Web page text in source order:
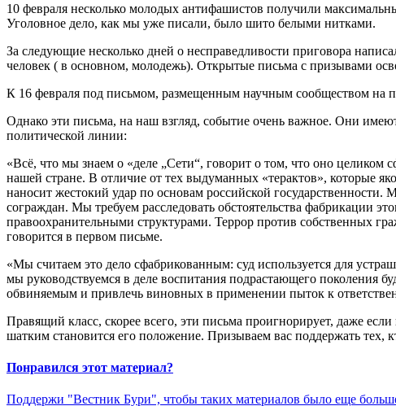
10 февраля несколько молодых антифашистов получили
Уголовное дело, как мы уже писали, было шито белыми нитками.
За следующие несколько дней о несправедливости приговора
человек ( в основном, молодежь). Открытые письма с призывами
К 16 февраля под письмом, размещенным научным сообществом на
Однако эти письма, на наш взгляд, событие очень важное. Они
политической линии:
«Всё, что мы знаем о «деле „Сети“, говорит о том, что оно целиком
нашей стране. В отличие от тех выдуманных «терактов», которые
наносит жестокий удар по основам российской
сограждан. Мы требуем расследовать обстоятельства фабрикации
правоохранительными структурами. Террор против собственных
говорится в первом письме.
«Мы считаем это дело сфабрикованным: суд используется для
мы руководствуемся в деле воспитания подрастающего поколения
обвиняемым и привлечь виновных в применении пыток к
Правящий класс, скорее всего, эти письма проигнорирует, даже
шатким становится его положение. Призываем вас поддержать тех,
Понравился этот материал?
Поддержи "Вестник Бури", чтобы таких материалов было еще